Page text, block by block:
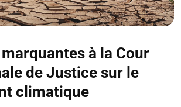
à la Cour
de Justice sur le
climatique